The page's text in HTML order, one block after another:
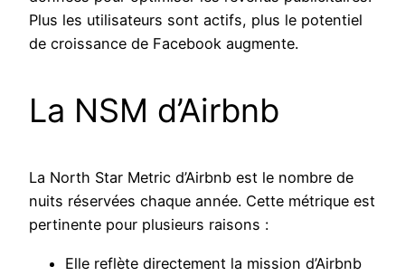
Plus les utilisateurs sont actifs, plus le potentiel
de croissance de Facebook augmente.
La NSM d’Airbnb
La North Star Metric d’Airbnb est le nombre de
nuits réservées chaque année. Cette métrique est
pertinente pour plusieurs raisons :
Elle reflète directement la mission d’Airbnb